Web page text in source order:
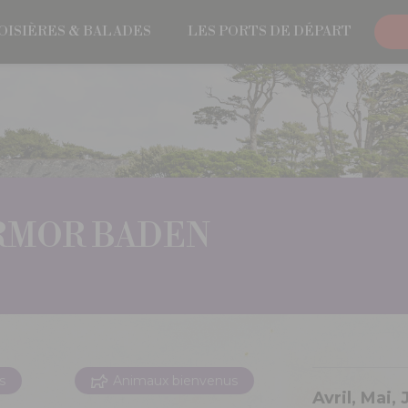
& BALADES LES PORTS DE DÉPART
Avril, Mai,